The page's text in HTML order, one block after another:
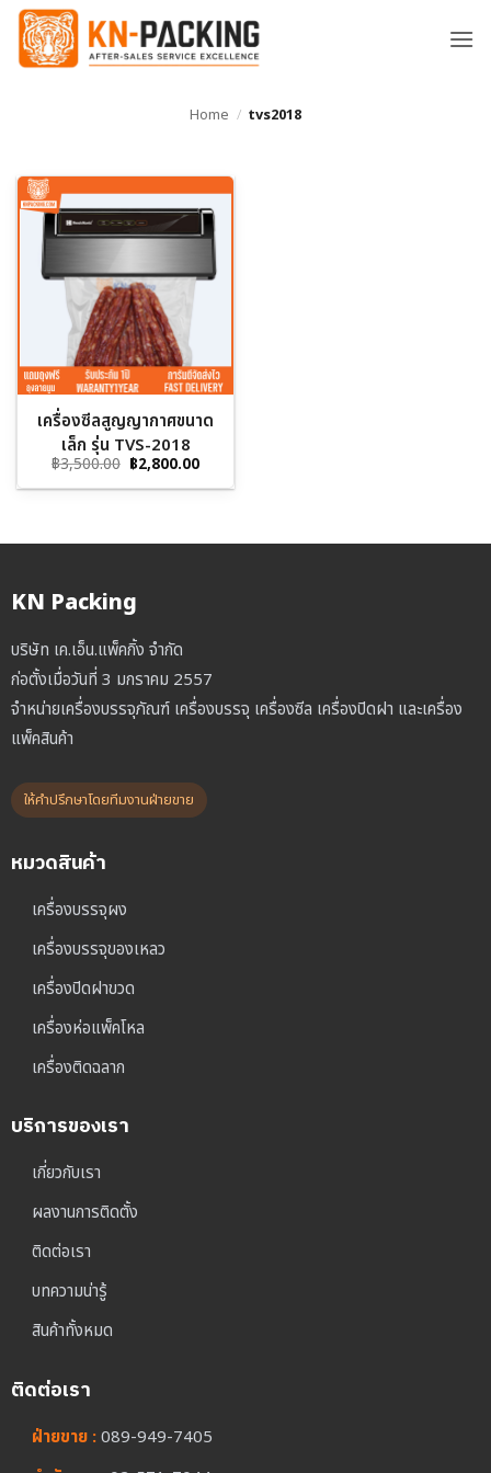
ข้าม
ยัง
Home / tvs2018
เครื่องซีลสูญญากาศขนาด
เล็ก รุ่น TVS-2018
฿3,500.00 Original
price
was:
฿2,800.00Current
is:
KN Packing
บริษัท เค.เอ็น.แพ็คกิ้ง จำกัด
ก่อตั้งเมื่อวันที่ 3 มกราคม 2557
จำหน่ายเครื่องบรรจุภัณฑ์ เครื่องบรรจุ เครื่องซีล เครื่องปิดฝา และเครื่อง
แพ็คสินค้า
ให้คำปรึกษาโดยทีมงานฝ่ายขาย
หมวดสินค้า
เครื่องบรรจุผง
เครื่องบรรจุของเหลว
เครื่องปิดฝาขวด
เครื่องห่อแพ็คโหล
เครื่องติดฉลาก
บริการของเรา
เกี่ยวกับเรา
ผลงานการติดตั้ง
ติดต่อเรา
บทความน่ารู้
สินค้าทั้งหมด
ติดต่อเรา
ฝ่ายขาย :089-949-7405